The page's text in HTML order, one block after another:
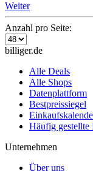
Weiter
Anzahl pro Seite:
billiger.de
Alle Deals
Alle Shops
Datenplattform
Bestpreissiegel
Häufig gestellte
Unternehmen
Über uns